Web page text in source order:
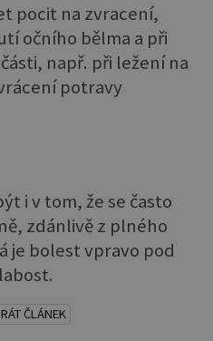
pocit na zvracení,
očního bělma a při
např. při ležení na
potravy
i v tom, že se často
zdánlivě z plného
je bolest vpravo pod
ČLÁNEK